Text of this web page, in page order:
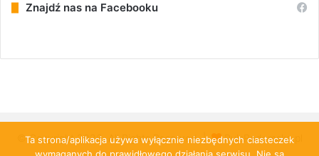
Znajdź nas na Facebooku
© Copyright 2026, All Rights Reserved | PulsRadomska.pl
Ta strona/aplikacja używa wyłącznie niezbędnych ciasteczek